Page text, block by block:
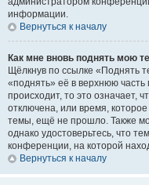
информации.
Вернуться к началу
Как мне вновь поднять мою
Щёлкнув по ссылке «Поднять
«поднять» её в верхнюю
происходит, то это означает,
отключена, или время,
темы, ещё не прошло. Также
однако удостоверьтесь, что
конференции, на которой
Вернуться к началу